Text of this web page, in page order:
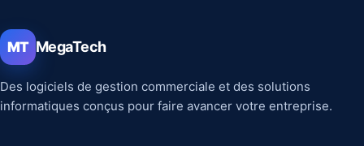
MT MegaTech
Des logiciels de gestion commerciale et des solutions
informatiques conçus pour faire avancer votre entreprise.